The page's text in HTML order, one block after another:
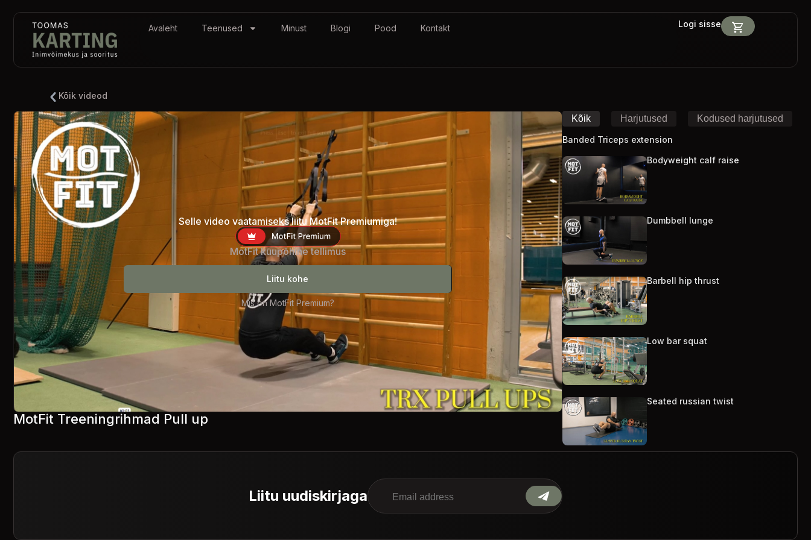
Avaleht Teenused Minust Blogi Pood Kontakt Logi sisse
Kõik videod
Selle video vaatamiseks liitu MotFit Premiumiga!
MotFit kuupõhine tellimus
Liitu kohe
Mis on MotFit Premium?
MotFit Treeningrihmad Pull up
Kõik Harjutused Kodused harjutused
Banded Triceps extension
Bodyweight calf raise
Dumbbell lunge
Barbell hip thrust
Low bar squat
Seated russian twist
Liitu uudiskirjaga